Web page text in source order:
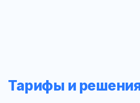
Тарифы и